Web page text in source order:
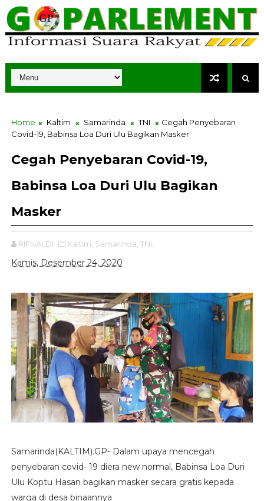
Home Kaltim Samarinda TNI
Cegah Penyebaran
Covid-19, Babinsa Loa Duri Ulu Bagikan Masker
Cegah Penyebaran Covid-19,
Babinsa Loa Duri Ulu Bagikan
Masker
RIFNALDI Kaltim, Samarinda, TNI,
Kamis, Desember 24, 2020
Samarinda(KALTIM).GP- Dalam upaya mencegah
penyebaran covid- 19 diera new normal, Babinsa Loa Duri
Ulu Koptu Hasan bagikan masker secara gratis kepada
warga di desa binaannya